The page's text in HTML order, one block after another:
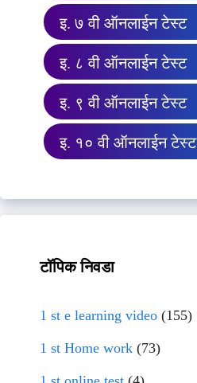
इ. ७ वी ऑनलाईन टेस्ट
इ. ८ वी ऑनलाईन टेस्ट
इ. ९ वी ऑनलाईन टेस्ट
इ. १० वी ऑनलाईन टेस्ट
टॉपिक निवडा
1 st e learning video (155)
1 st Home work (73)